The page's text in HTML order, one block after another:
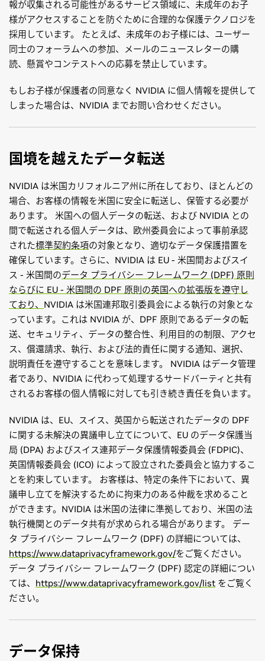
報が収集される可能性があるサービス領域に、未成年のお子
様がアクセスすることを防ぐために合理的な保護テクノロジを
採用しています。 たとえば、未成年のお子様には、ユーザー
同士のフォーラムへの参加、メールのニュースレターの購
読、懸賞やコンテストへの応募を禁止しています。
もしお子様が保護者の同意なく NVIDIA に個人情報を提供して
しまった場合は、NVIDIA までお問い合わせください。
国境を越えたデータ転送
NVIDIA は米国カリフォルニア州に所在しており、ほとんどの
場合、お客様の情報を米国に安全に転送し、保管する必要が
あります。 米国への個人データの転送、および NVIDIA との
間で転送される個人データは、欧州委員会によって事前承認
された標準契約条項の対象となり、適切なデータ保護措置を
確保しています。さらに、NVIDIA は EU - 米国間およびスイ
ス - 米国間のデータ プライバシー フレームワーク (DPF) 原則
ならびに EU - 米国間の DPF 原則の英国への拡張版を遵守し
ており、 NVIDIA は米国連邦取引委員会による執行の対象とな
っています。これは NVIDIA が、DPF 原則であるデータの転
送、セキュリティ、データの整合性、利用目的の制限、アクセ
ス、償還請求、執行、および法的責任に関する通知、選択、
説明責任を遵守することを意味します。 NVIDIA はデータ管理
者であり、NVIDIA に代わって処理するサードパーティと共有
されるお客様の個人情報に対しても引き続き責任を負います。
NVIDIA は、EU、スイス、英国から転送されたデータの DPF
に関する未解決の異議申し立てについて、EU のデータ保護当
局 (DPA) およびスイス連邦データ保護情報委員会 (FDPIC)、
英国情報委員会 (ICO) によって設立された委員会と協力するこ
とを約束しています。 お客様は、特定の条件下において、異
議申し立てを解決するために拘束力のある仲裁を求めること
ができます。NVIDIA は米国の法律に準拠しており、米国の法
執行機関とのデータ共有が求められる場合があります。 デー
タ プライバシー フレームワーク (DPF) の詳細については、
https://www.dataprivacyframework.gov/をご覧ください。
データ プライバシー フレームワーク (DPF) 認定の詳細につい
ては、 https://www.dataprivacyframework.gov/list をご覧く
ださい。
データ保持